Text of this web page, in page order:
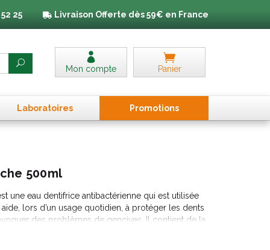
25 Livraison Offerte dès 59€ en France
Mon compte Panier
Laboratoires Promotions
500ml
une eau dentifrice antibactérienne qui est utilisée
lors d’un usage quotidien, à protéger les dents
des problèmes de gencives. Il contient de la